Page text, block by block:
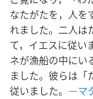
なたがたを，人を
れました。二人は
て，イエスに従い
ネが漁船の中にい
ました。彼らは「
従いました。―マ